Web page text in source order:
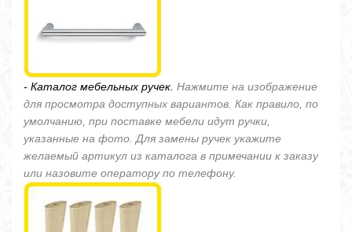
- Каталог мебельных ручек. Нажмите на изображение
для просмотра доступных вариантов. Как правило, по
умолчанию, при поставке мебели идут ручки,
указанные на фото. Для замены ручек укажите
желаемый артикул из каталога в примечании к заказу
или назовите оператору по телефону.